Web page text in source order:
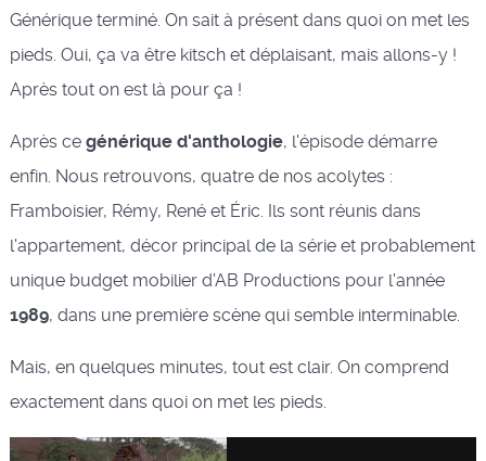
Générique terminé. On sait à présent dans quoi on met les
pieds. Oui, ça va être kitsch et déplaisant, mais allons-y !
Après tout on est là pour ça !
Après ce générique d'anthologie, l'épisode démarre
enfin. Nous retrouvons, quatre de nos acolytes :
Framboisier, Rémy, René et Éric. Ils sont réunis dans
l'appartement, décor principal de la série et probablement
unique budget mobilier d'AB Productions pour l'année
1989, dans une première scène qui semble interminable.
Mais, en quelques minutes, tout est clair. On comprend
exactement dans quoi on met les pieds.